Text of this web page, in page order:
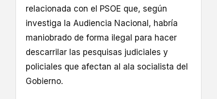
relacionada con el PSOE que, según
investiga la Audiencia Nacional, habría
maniobrado de forma ilegal para hacer
descarrilar las pesquisas judiciales y
policiales que afectan al ala socialista del
Gobierno.